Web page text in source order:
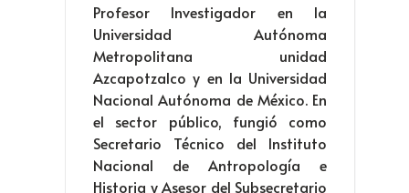
Profesor Investigador en la
Universidad Autónoma
Metropolitana unidad
Azcapotzalco y en la Universidad
Nacional Autónoma de México. En
el sector público, fungió como
Secretario Técnico del Instituto
Nacional de Antropología e
Historia y Asesor del Subsecretario